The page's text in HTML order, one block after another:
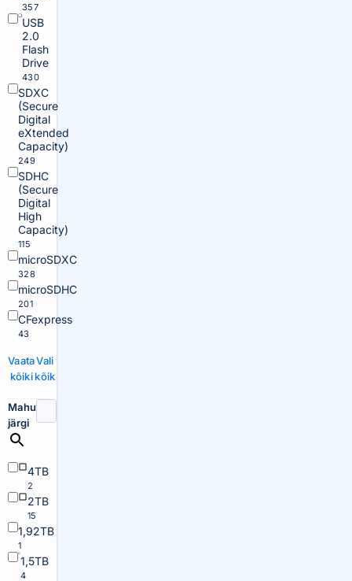
357
USB
2.0
Flash
Drive
430
SDXC
(Secure
Digital
eXtended
Capacity)
249
SDHC
(Secure
Digital
High
Capacity)
115
microSDXC
328
microSDHC
201
CFexpress
43
Vaata
kõiki
Vali
kõik
Mahu
järgi
4TB
2
2TB
15
1,92TB
1
1,5TB
4